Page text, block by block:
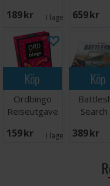
Norsk
189 SEK I lager: 1659 SEK
Köp
Ordbingo
Reiseutgave
159 SEK I lager: 9
Köp
Search
389 SEK